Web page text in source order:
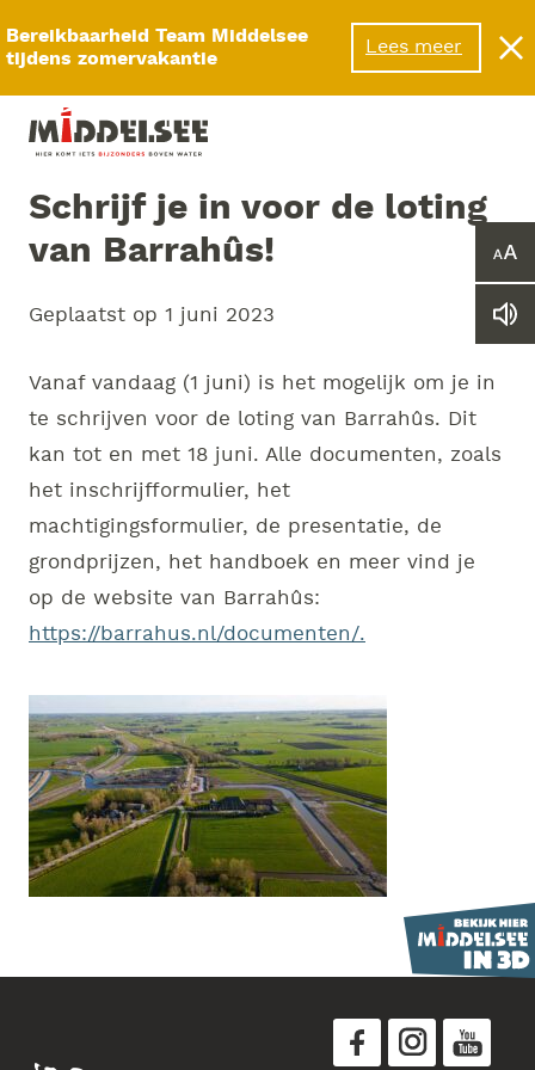
Bereikbaarheid Team Middelsee
tijdens zomervakantie
Lees meer
Menu
of
Schrijf je in voor de loting
van Barrahûs!
Geplaatst op 1 juni 2023
Vanaf vandaag (1 juni) is het mogelijk om je in
te schrijven voor de loting van Barrahûs. Dit
kan tot en met 18 juni. Alle documenten, zoals
het inschrijfformulier, het
machtigingsformulier, de presentatie, de
grondprijzen, het handboek en meer vind je
op de website van Barrahûs:
https://barrahus.nl/documenten/.